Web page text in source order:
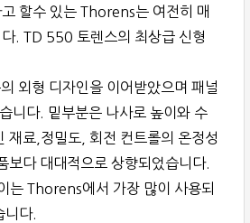
할수 있는 Thorens는 여전히 매
. TD 550 토렌스의 최상급 신형
외형 디자인을 이어받았으며 패널
니다. 밑부분은 나사로 높이와 수
재료,정밀도, 회전 컨트롤의 온정성
보다 대대적으로 상향되었습니다.
는 Thorens에서 가장 많이 사용되
니다.